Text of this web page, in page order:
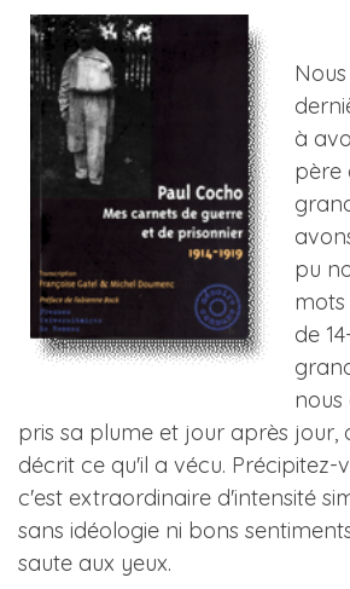
à
père
pu
de
nous
pris sa plume et jour après jour,
décrit ce qu'il a vécu. Précipitez-
c'est extraordinaire d'intensité
sans idéologie ni bons
saute aux yeux.